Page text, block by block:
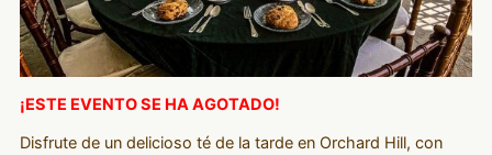
¡ESTE EVENTO SE HA AGOTADO!
Disfrute de un delicioso té de la tarde en Orchard Hill, con